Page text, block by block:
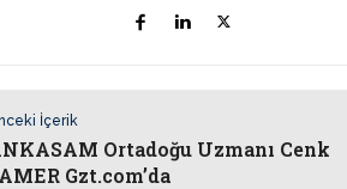
İçerik
Ortadoğu Uzmanı Cenk
Gzt.com’da